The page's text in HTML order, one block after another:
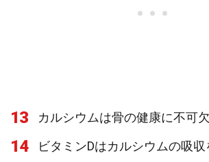
13 カルシウムは骨の健康に不可欠
14 ビタミンDはカルシウムの吸収